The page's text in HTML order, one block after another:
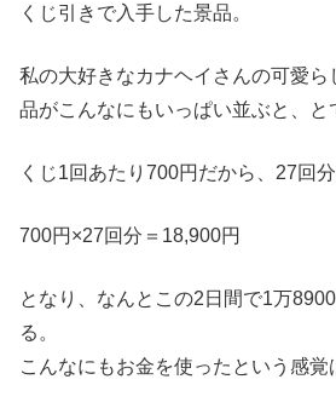
くじ引きで入手した景品。
私の大好きなカナヘイさんの可愛
品がこんなにもいっぱい並ぶと、と
くじ1回あたり700円だから、27回
700円×27回分＝18,900円
となり、なんとこの2日間で1万
る。
こんなにもお金を使ったという感覚